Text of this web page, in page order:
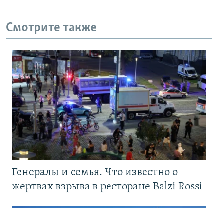
Смотрите также
Генералы и семья. Что известно о
жертвах взрыва в ресторане Balzi Rossi